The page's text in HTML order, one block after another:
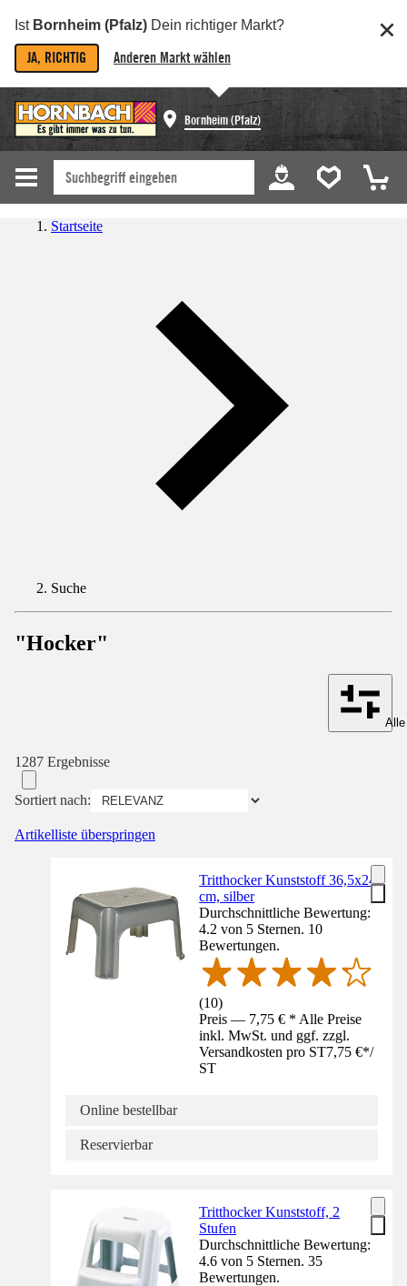
Ist Bornheim (Pfalz) Dein richtiger Markt?
JA, RICHTIG Anderen Markt wählen
Bornheim (Pfalz)
Startseite
Suche
"Hocker"
1287 Ergebnisse
Sortiert nach:
Artikelliste überspringen
Tritthocker Kunststoff 36,5x24
cm, silber
Durchschnittliche Bewertung:
4.2 von 5 Sternen. 10
Bewertungen.
(10)
Preis — 7,75 € * Alle Preise
inkl. MwSt. und ggf. zzgl.
Versandkosten pro ST7,75 €*/
ST
Online bestellbar
Reservierbar
Tritthocker Kunststoff, 2
Stufen
Durchschnittliche Bewertung:
4.6 von 5 Sternen. 35
Bewertungen.